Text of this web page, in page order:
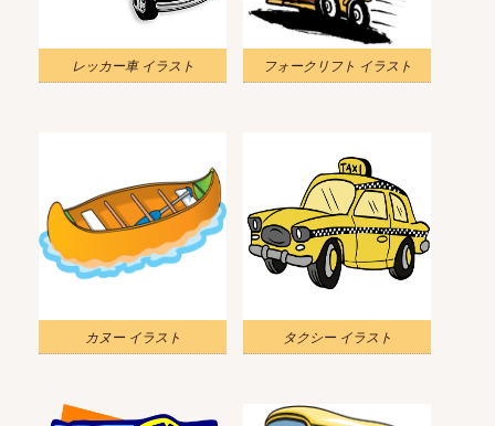
レッカー車 イラスト フォークリフト イラスト
カヌー イラスト タクシー イラスト